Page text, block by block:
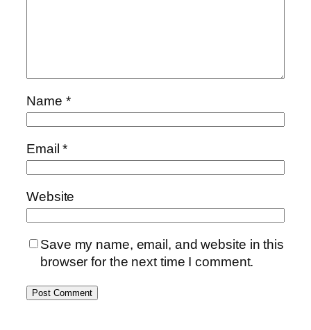
Name *
Email*
Website
Save my name, email, and website in this
browser for the next time I comment.